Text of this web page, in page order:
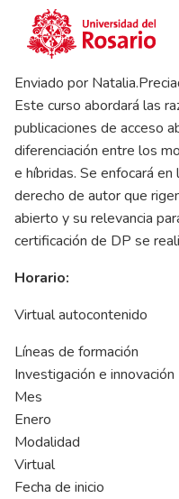
Pasar al contenido principal
Enviado por
Este curso abordará las
publicaciones de acceso
diferenciación entre los
e híbridas. Se enfocará
derecho de autor que
abierto y su relevancia
certificación de DP se
Horario:
Virtual autocontenido
Líneas de formación
Investigación e innovación
Mes
Enero
Modalidad
Virtual
Fecha de inicio